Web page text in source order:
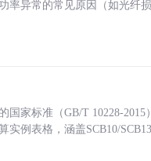
率异常的常见原因（如光纤
家标准（GB/T 10228-
例表格，涵盖SCB10/